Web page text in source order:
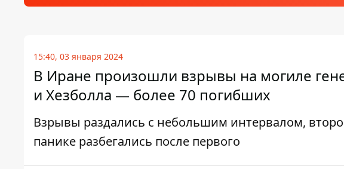
15:40, 03 января 2024
В Иране произошли взрывы на могиле
и Хезболла — более 70 погибших
Взрывы раздались с небольшим интервалом,
панике разбегались после первого